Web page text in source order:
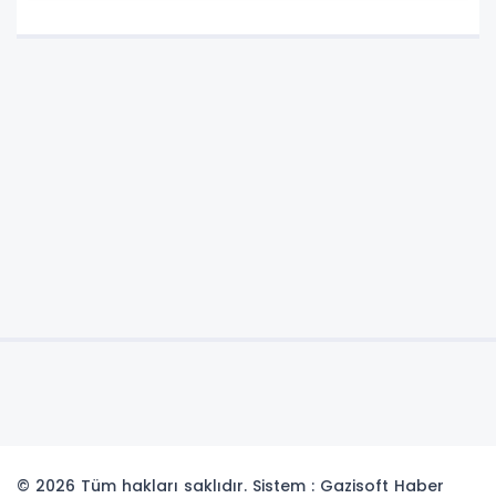
© 2026 Tüm hakları saklıdır. Sistem : Gazisoft Haber